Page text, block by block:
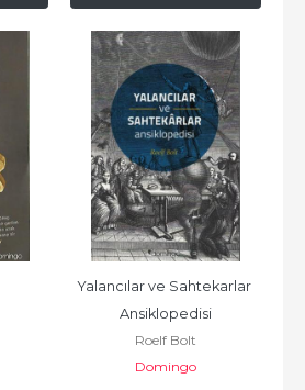
Yalancılar ve Sahtekarlar
Ansiklopedisi
Roelf Bolt
Domingo